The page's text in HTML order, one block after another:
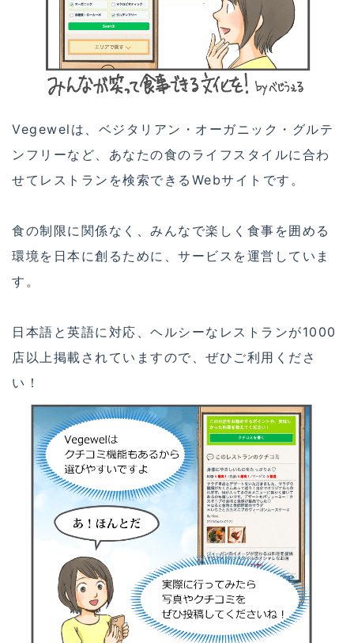
Vegewelは、ベジタリアン・オーガニック・グルテ
ンフリーなど、あなたの食のライフスタイルに合わ
せてレストランを検索できるWebサイトです。
食の制限に関係なく、みんなで楽しく食事を囲める
環境を日本に創るために、サービスを運営していま
す。
日本語と英語に対応、ヘルシーなレストランが1000
店以上掲載されていますので、ぜひご利用くださ
い！